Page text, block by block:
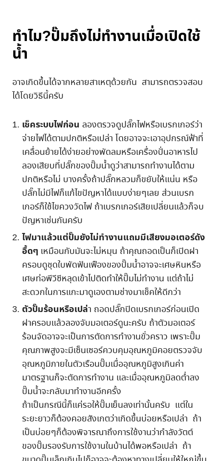
ทำไม?ปั๊มถึงไม่ทำงานเมื่อเปิดใช้
น้ำ
อาจเกิดขึ้นได้จากหลายสาเหตุด้วยกัน สามารถตรวจสอบ
ได้โดยวิธีนี้ครับ
เช็คระบบไฟก่อน ลองตรวจดูปลั๊กไฟหรือเบรกเกอร์ว่า
จ่ายไฟได้ตามปกติหรือเปล่า โดยอาจจะเอาอุปกรณ์ฟ้าที่
เคลื่อนย้ายได้ง่ายอย่างพัดลมหรือเครื่องปั่นอาหารไป
ลองเสียบที่ปลั๊กของปั๊มน้ำดูว่าสามารถทำงานได้ตาม
ปกติหรือไม่ บางครั้งถ้าปลั๊กหลวมก็ขยับให้แน่น หรือ
ปลั๊กไม่มีไฟก็แก้ไขปัญหาได้แบบง่ายๆเลย ส่วนเบรก
เกอร์ก็ใช้ไขควงวัดไฟ ถ้าเบรกเกอร์เสียเปลี่ยนแล้วก็จบ
ปัญหาเช่นกันครับ
ไฟมาแล้วแต่ปั๊มยังไม่ทำงานแถมมีเสียงมอเตอร์ดัง
อื้ดๆ เหมือนกับมันจะไม่หมุน ถ้าคุณถอดเป็นก็เปิดฝา
ครอบดูชุดใบพัดฟันเฟืองของปั๊มน้ำอาจจะเศษหินหรือ
เศษท่อพีวีซีหลุดเข้าไปติดทำให้ปั๊มไม่ทำงาน แต่ถ้าไม่
สะดวกในการแกะมาดูเองตามช่างมาเช็คให้ดีกว่า
ตัวปั๊มร้อนหรือเปล่า ถอดปลั๊กปิดเบรกเกอร์ก่อนเปิด
ฝาครอบแล้วลองจับมอเตอร์ดูนะครับ ถ้าตัวมอเตอร์
ร้อนจัดอาจจะเป็นการตัดการทำงานขั่วคราว เพราะปั๊ม
คุณภาพสูงจะมีเซ็นเซอร์ควบคุมอุณหภูมิคอยตรวจจับ
อุณหภูมิภายในตัวเรือนปั๊มเมื่ออุณหภูมิสูงเกินค่า
มาตรฐานก็จะตัดการทำงาน และเมื่ออุณหภูมิลดต่ำลง
ปั๊มน้ำจะกลับมาทำงานอีกครั้ง
ถ้าเป็นกรณีนี้ก็แค่รอให้ปั๊มเย็นลงเท่านั้นครับ แต่ใน
ระยะยาวก็ต้องคอยสังเกตว่าเกิดขึ้นบ่อยหรือเปล่า ถ้า
เป็นบ่อยๆก็ต้องพิจารณาถึงการใช้งานว่ากำลังวัตต์
ของปั๊มรองรับการใช้งานในบ้านได้พอหรือเปล่า ถ้า